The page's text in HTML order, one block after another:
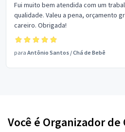
Fui muito bem atendida com um
qualidade. Valeu a pena, orçamento
careiro. Obrigada!
para Antônio Santos /Chá de Bebê
Você é Organizador de